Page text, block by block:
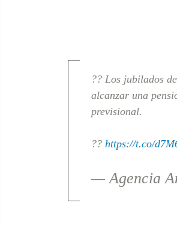
?? Los jubilados
alcanzar una
previsional.
?? https://t.co/
— Agencia